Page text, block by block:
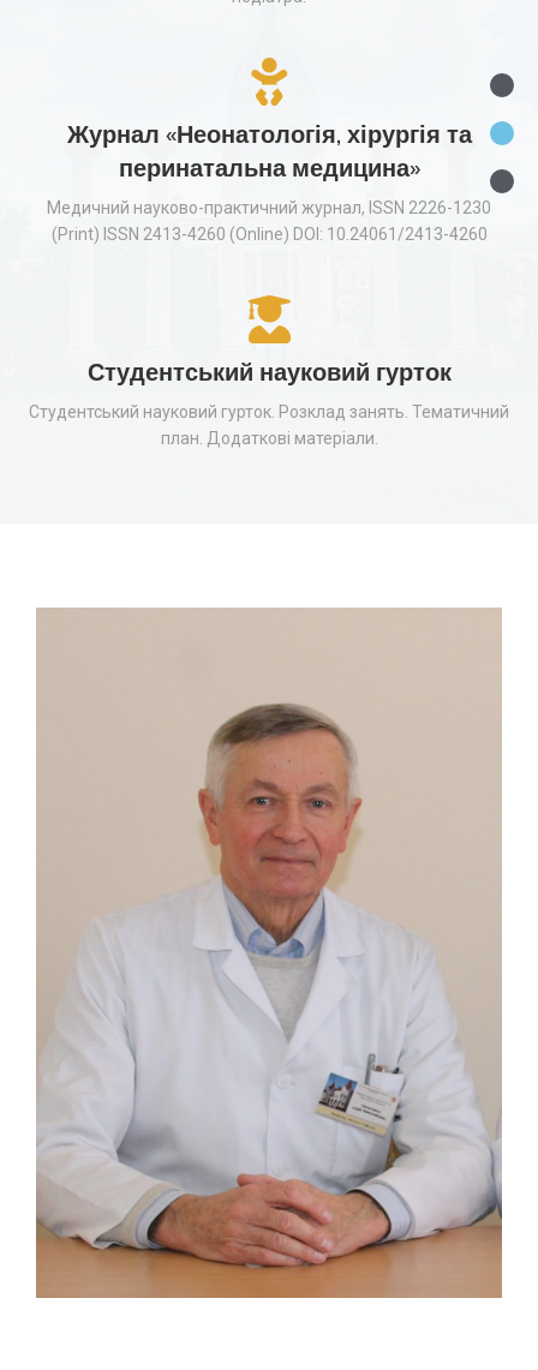
Журнал «Неонатологія, хірургія та
перинатальна медицина»
Медичний науково-практичний журнал, ISSN 2226-1230
(Print) ISSN 2413-4260 (Online) DOI: 10.24061/2413-4260
Студентський науковий гурток
Студентський науковий гурток. Розклад занять. Тематичний
план. Додаткові матеріали.